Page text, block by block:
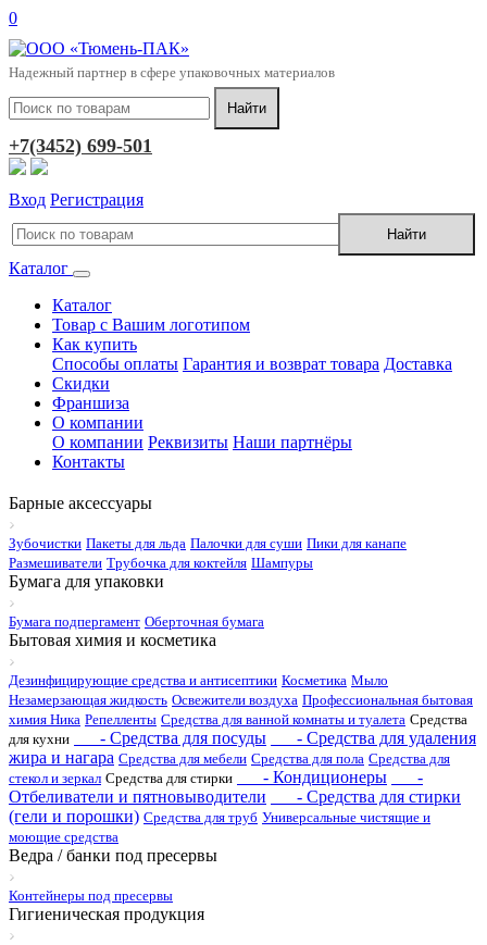
0
Надежный партнер в сфере упаковочных материалов
+7(3452) 699-501
Вход Регистрация
Каталог
Каталог
Товар с Вашим логотипом
Как купить
Способы оплаты Гарантия и возврат товара Доставка
Скидки
Франшиза
О компании
О компании Реквизиты Наши партнёры
Контакты
Барные аксессуары
Зубочистки Пакеты для льда Палочки для суши Пики для канапе
Размешиватели Трубочка для коктейля Шампуры
Бумага для упаковки
Бумага подпергамент Оберточная бумага
Бытовая химия и косметика
Дезинфицирующие средства и антисептики Косметика Мыло
Незамерзающая жидкость Освежители воздуха Профессиональная бытовая
химия Ника Репелленты Средства для ванной комнаты и туалета Средства
для кухни
- Средства для посуды
- Средства для удаления
жира и нагара Средства для мебели Средства для пола Средства для
стекол и зеркал Средства для стирки - Кондиционеры
-
Отбеливатели и пятновыводители
- Средства для стирки
(гели и порошки) Средства для труб Универсальные чистящие и
моющие средства
Ведра / банки под пресервы
Контейнеры под пресервы
Гигиеническая продукция